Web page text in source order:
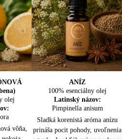
alebo mliekom)
tlaku)
zvierat
olej
vôňa,
ANÍZ
100% esenciálny olej
Latinský názov:
Pimpinella anisum
Sladká korenistá aróma anízu
prináša pocit pohody, uvoľnenia
olej
BORIEVKA
(Jalovec)
100% esenciálny olej
Latinský názov:
Juniperus communis
Prečisťuje telo, podporuje
olej
myseľ a